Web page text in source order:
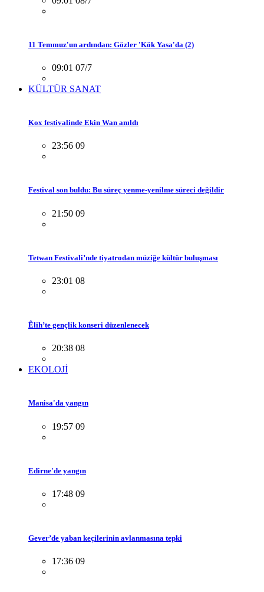
11 Temmuz'un ardından: Gözler 'Kök Yasa'da (2)
09:01 07/7
KÜLTÜR SANAT
Kox festivalinde Ekin Wan anıldı
23:56 09
Festival son buldu: Bu süreç yenme-yenilme süreci değildir
21:50 09
Tetwan Festivali’nde tiyatrodan müziğe kültür buluşması
23:01 08
Êlih’te gençlik konseri düzenlenecek
20:38 08
EKOLOJİ
Manisa'da yangın
19:57 09
Edirne'de yangın
17:48 09
Gever’de yaban keçilerinin avlanmasına tepki
17:36 09